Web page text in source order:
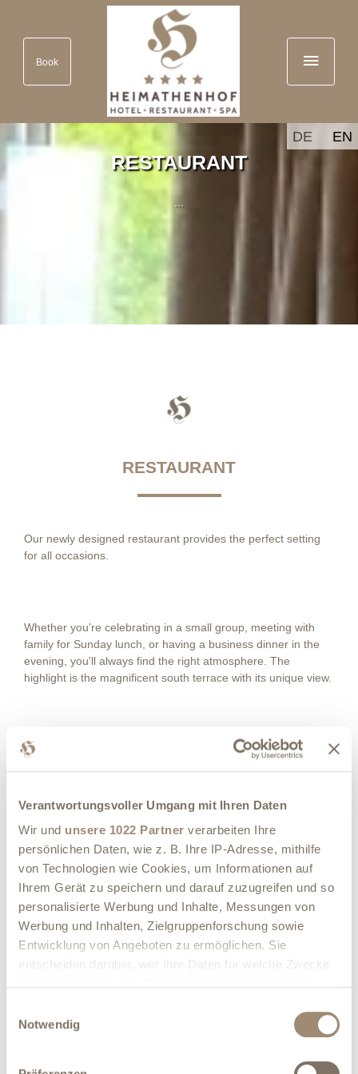
Verantwortungsvoller Umgang mit Ihren Daten
Wir und unsere 1022 Partner verarbeiten Ihre
persönlichen Daten, wie z. B. Ihre IP-Adresse, mithilfe
von Technologien wie Cookies, um Informationen auf
Ihrem Gerät zu speichern und darauf zuzugreifen und so
personalisierte Werbung und Inhalte, Messungen von
Werbung und Inhalten, Zielgruppenforschung sowie
Entwicklung von Angeboten zu ermöglichen. Sie
entscheiden darüber, wer Ihre Daten für welche Zwecke
Trigger Symbol ändern oder widerrufen
Notwendig
Book
DE EN
RESTAURANT
RESTAURANT
Our newly designed restaurant provides the perfect setting
for all occasions.
Whether you're celebrating in a small group, meeting with
family for Sunday lunch, or having a business dinner in the
evening, you'll always find the right atmosphere. The
highlight is the magnificent south terrace with its unique view.
Information: 2:00 PM - 5:00 PM: Snack menu, coffee, and
Note: On Sundays and public holidays, a small menu is
Image gallery
DETAILS